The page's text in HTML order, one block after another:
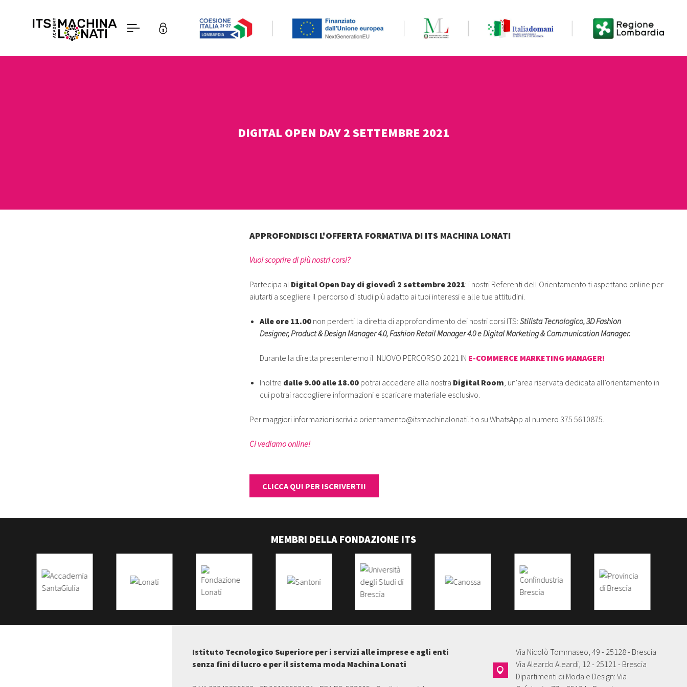
DIGITAL OPEN DAY 2 SETTEMBRE 2021
APPROFONDISCI L'OFFERTA FORMATIVA DI ITS MACHINA LONATI
Vuoi scoprire di più nostri corsi?
Partecipa al Digital Open Day di giovedì 2 settembre 2021: i nostri Referenti dell'Orientamento ti aspettano online per
aiutarti a scegliere il percorso di studi più adatto ai tuoi interessi e alle tue attitudini.
Alle ore 11.00 non perderti la diretta di approfondimento dei nostri corsi ITS: Stilista Tecnologico,3D Fashion
Designer,Product & Design Manager 4.0,Fashion Retail Manager 4.0eDigital Marketing & Communication Manager.
Durante la diretta presenteremo il NUOVO PERCORSO 2021 IN E-COMMERCE MARKETING MANAGER!
Inoltre dalle 9.00 alle 18.00potrai accedere alla nostra Digital Room, un'area riservata dedicata all'orientamento in
cui potrai raccogliere informazioni e scaricare materiale esclusivo.
Per maggiori informazioni scrivi a orientamento@itsmachinalonati.ito su WhatsApp al numero 375 5610875.
Ci vediamo online!
CLICCA QUI PER ISCRIVERTI!
MEMBRI DELLA FONDAZIONE ITS
Istituto Tecnologico Superiore per i servizi alle imprese e agli enti
senza fini di lucro e per il sistema moda Machina Lonati
Via Nicolò Tommaseo, 49 - 25128 - Brescia
Via Aleardo Aleardi, 12 - 25121 - Brescia
Dipartimenti di Moda e Design: Via